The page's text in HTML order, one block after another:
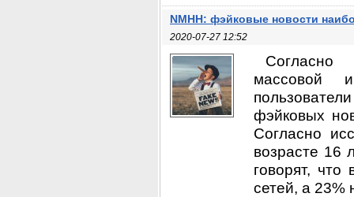
NMHH: фэйковые новости
2020-07-27 12:52
Согласно
массовой
фэйковых
Согласно
возрасте 16
говорят,
сетей, а 23%